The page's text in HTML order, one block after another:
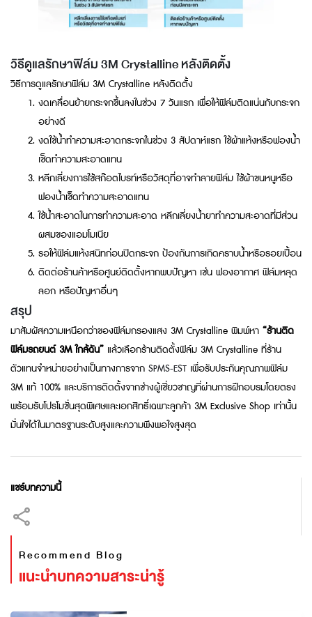
วิธีดูแลรักษาฟิล์ม 3M Crystalline หลังติดตั้ง
วิธีการดูแลรักษาฟิล์ม 3M Crystalline หลังติดตั้ง
งดเคลื่อนย้ายกระจกขึ้นลงในช่วง 7 วันแรก เพื่อให้ฟิล์มติดแน่นกับกระจก
อย่างดี
งดใช้น้ำทำความสะอาดกระจกในช่วง 3 สัปดาห์แรก ใช้ผ้าแห้งหรือฟองน้ำ
เช็ดทำความสะอาดแทน
หลีกเลี่ยงการใช้สก๊อตไบรท์หรือวัสดุที่อาจทำลายฟิล์ม ใช้ผ้าขนหนูหรือ
ฟองน้ำเช็ดทำความสะอาดแทน
ใช้น้ำสะอาดในการทำความสะอาด หลีกเลี่ยงน้ำยาทำความสะอาดที่มีส่วน
ผสมของแอมโมเนีย
รอให้ฟิล์มแห้งสนิทก่อนปิดกระจก ป้องกันการเกิดคราบน้ำหรือรอยเปื้อน
ติดต่อร้านค้าหรือศูนย์ติดตั้งหากพบปัญหา เช่น ฟองอากาศ ฟิล์มหลุด
ลอก หรือปัญหาอื่นๆ
สรุป
มาสัมผัสความเหนือกว่าของฟิล์มกรองแสง 3M Crystalline พิมพ์หา “ร้านติด
ฟิล์มรถยนต์ 3M ใกล้ฉัน” แล้วเลือกร้านติดตั้งฟิล์ม 3M Crystalline ที่ร้าน
ตัวแทนจำหน่ายอย่างเป็นทางการจาก SPMS-EST เพื่อรับประกันคุณภาพฟิล์ม
3M แท้ 100% และบริการติดตั้งจากช่างผู้เชี่ยวชาญที่ผ่านการฝึกอบรมโดยตรง
พร้อมรับโปรโมชั่นสุดพิเศษและเอกสิทธิ์เฉพาะลูกค้า 3M Exclusive Shop เท่านั้น
มั่นใจได้ในมาตรฐานระดับสูงและความพึงพอใจสูงสุด
แชร์บทความนี้
Recommend Blog
แนะนำบทความสาระน่ารู้